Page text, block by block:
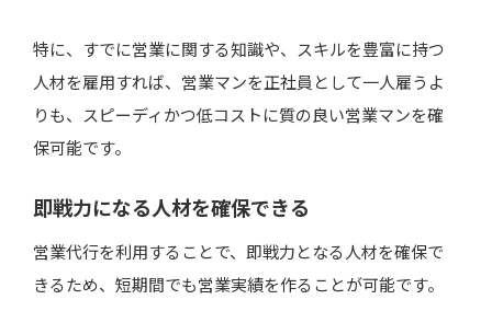
特に、すでに営業に関する知識や、スキルを豊富に持つ
人材を雇用すれば、営業マンを正社員として一人雇うよ
りも、スピーディかつ低コストに質の良い営業マンを確
保可能です。
即戦力になる人材を確保できる
営業代行を利用することで、即戦力となる人材を確保で
きるため、短期間でも営業実績を作ることが可能です。